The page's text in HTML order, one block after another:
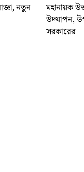
নতুন
মহানায়ক
উদযাপন,
সরকারের